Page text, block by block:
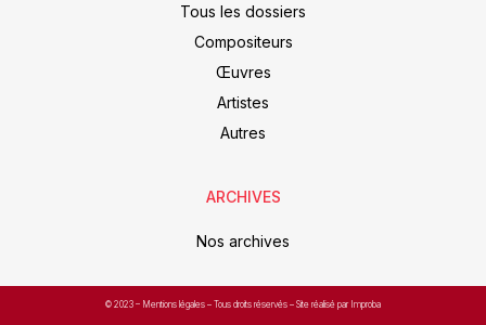
Tous les dossiers
Compositeurs
Œuvres
Artistes
Autres
ARCHIVES
Nos archives
© 2023 – Mentions légales – Tous droits réservés – Site réalisé par Improba